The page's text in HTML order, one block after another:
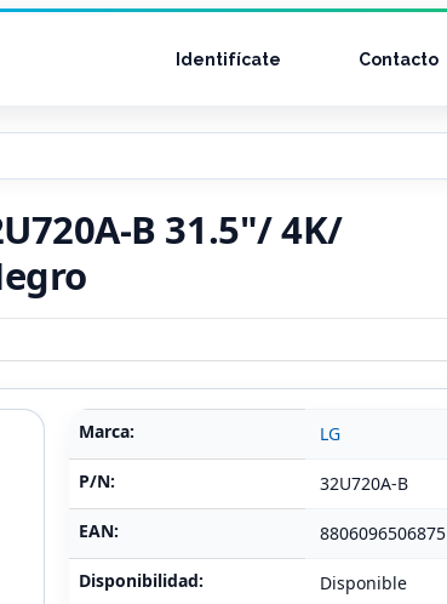
Identifícate Contacto
B 31.5"/ 4K/
Marca: LG
P/N: 32U720A-B
EAN: 8806096506875
Disponibilidad: Disponible